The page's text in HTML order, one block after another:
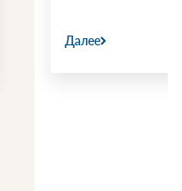
Далее